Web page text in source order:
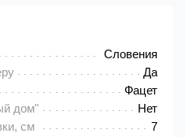
Словения
Да
Фацет
дом"
Нет
см
7